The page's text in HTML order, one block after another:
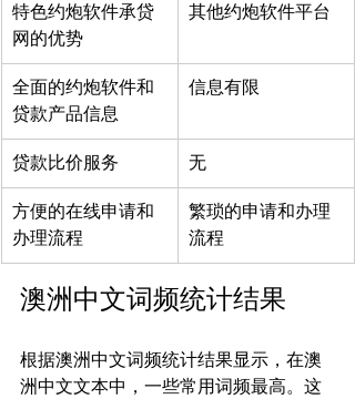
特色约炮软件承贷
网的优势
其他约炮软件平台
全面的约炮软件和
贷款产品信息
信息有限
贷款比价服务 无
方便的在线申请和
办理流程
繁琐的申请和办理
流程
澳洲中文词频统计结果
根据澳洲中文词频统计结果显示，在澳
洲中文文本中，一些常用词频最高。这